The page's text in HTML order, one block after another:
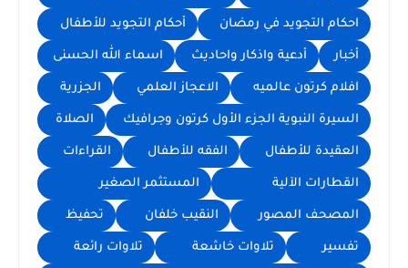
احكام التجويد في رمضان أحكام التجويد للأطفال
أخبار أدعية واذكار واحاديث اسماء الله الحسنى
افلام كرتون عالميه الاعجاز العلمي الجزرية
السيرة النبوية الجزء الأول كرتون وجرافيك الصلاة
العقيدة للأطفال الفقه للأطفال القراءات
القطارات الآلية المستثمر الصغير
المصحف المصور النقيب خلفان تحفيظ
تفسير تلاوات خاشعة تلاوات رائعة